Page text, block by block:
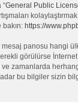
“General Public
https://
panosu hangi
görülürse İnternet
zamanlarda
bu bilgiler sizin